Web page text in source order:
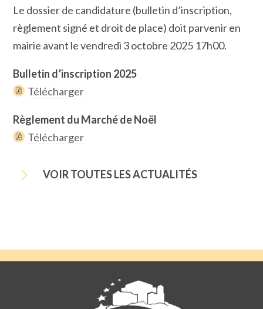
Le dossier de candidature (bulletin d’inscription,
règlement signé et droit de place) doit parvenir en
mairie avant le vendredi 3 octobre 2025 17h00.
Bulletin d’inscription 2025
Télécharger
Règlement du Marché de Noël
Télécharger
5 VOIR TOUTES LES ACTUALITÉS